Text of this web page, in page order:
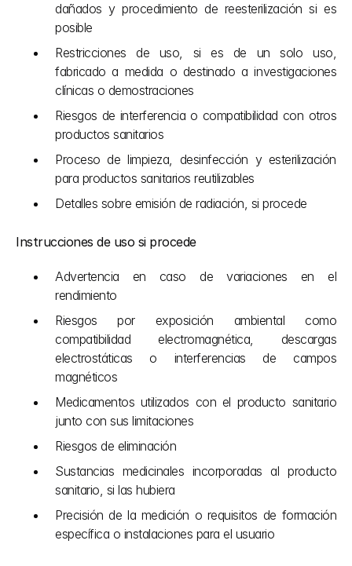
dañados y procedimiento de reesterilización si es
posible
Restricciones de uso, si es de un solo uso,
fabricado a medida o destinado a investigaciones
clínicas o demostraciones
Riesgos de interferencia o compatibilidad con otros
productos sanitarios
Proceso de limpieza, desinfección y esterilización
para productos sanitarios reutilizables
Detalles sobre emisión de radiación, si procede
Instrucciones de uso si procede
Advertencia en caso de variaciones en el
rendimiento
Riesgos por exposición ambiental como
compatibilidad electromagnética, descargas
electrostáticas o interferencias de campos
magnéticos
Medicamentos utilizados con el producto sanitario
junto con sus limitaciones
Riesgos de eliminación
Sustancias medicinales incorporadas al producto
sanitario, si las hubiera
Precisión de la medición o requisitos de formación
específica o instalaciones para el usuario